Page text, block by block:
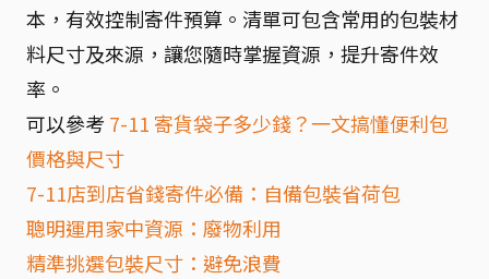
本，有效控制寄件預算。清單可包含常用的包裝材
料尺寸及來源，讓您隨時掌握資源，提升寄件效
率。
可以參考 7-11 寄貨袋子多少錢？一文搞懂便利包
價格與尺寸
7-11店到店省錢寄件必備：自備包裝省荷包
聰明運用家中資源：廢物利用
精準挑選包裝尺寸：避免浪費